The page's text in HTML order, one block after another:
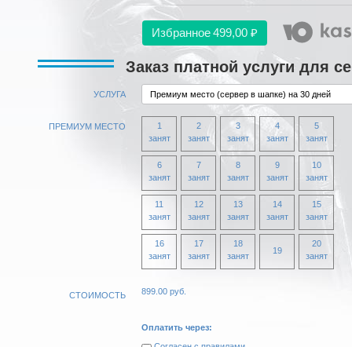
Избранное499,00 ₽
Заказ платной услуги для
УСЛУГА
ПРЕМИУМ МЕСТО
1
занят
2
занят
3
занят
4
занят
5
занят
6
занят
7
занят
8
занят
9
занят
10
занят
11
занят
12
занят
13
занят
14
занят
15
занят
16
занят
17
занят
18
занят
19
20
занят
СТОИМОСТЬ 899.00 руб.
Оплатить через: